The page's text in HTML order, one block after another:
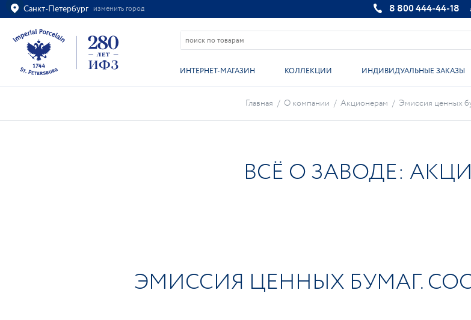
Санкт-Петербург изменить город
Ваш город Санкт-Петербург?
ВСЁ ВЕРНО ИЗМЕНИТЬ
8 800 444-44-18
ИНТЕРНЕТ-МАГАЗИН КОЛЛЕКЦИИ ИНДИВИДУАЛЬНЫЕ ЗАКАЗЫ
Главная / О компании / Акционерам / Эмиссия ценных
ВСЁ О ЗАВОДЕ:
ЭМИССИЯ ЦЕННЫХ БУМАГ.